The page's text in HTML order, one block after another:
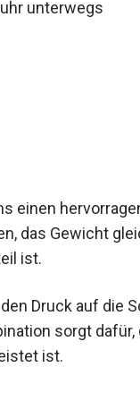
einen
das Gewicht
Druck auf die
sorgt dafür,